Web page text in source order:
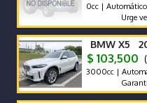
0cc |
Urge
BMW X5
$ 103,500
3000cc |
Garantía de